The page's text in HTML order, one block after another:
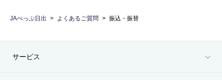
JAべっぷ日出 よくあるご質問 振込・振替
サービス